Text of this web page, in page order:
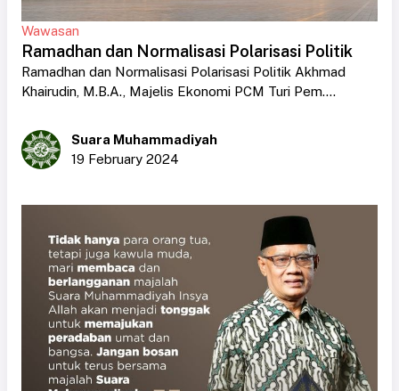
Wawasan
Ramadhan dan Normalisasi Polarisasi Politik
Ramadhan dan Normalisasi Polarisasi Politik Akhmad
Khairudin, M.B.A., Majelis Ekonomi PCM Turi Pem....
Suara Muhammadiyah
19 February 2024